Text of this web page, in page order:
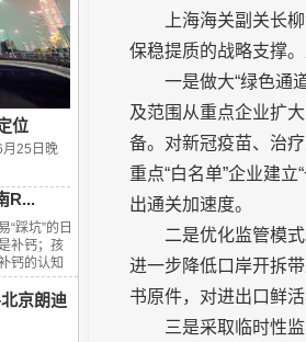
位
月25日晚
R...
踩坑”的日
补钙；孩
钙的认知
京朗迪
上海海关副关长
保稳提质的战略支撑
一是做大“绿色通
及范围从重点企业扩
备。对新冠疫苗、治
重点“白名单”企业建
出通关加速度。
二是优化监管模
进一步降低口岸开拆
书原件，对进出口鲜
三是采取临时性